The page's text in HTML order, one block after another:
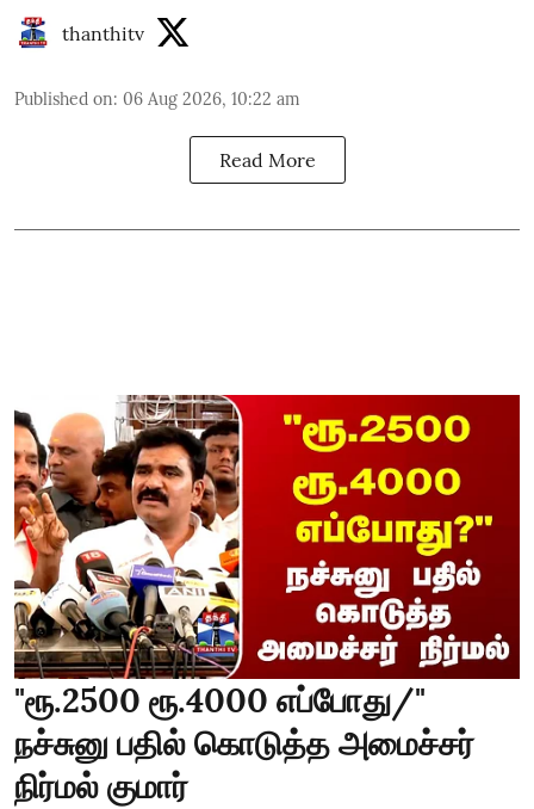
thanthitv
Published on: 06 Aug 2026, 10:22 am
Read More
"ரூ.2500 ரூ.4000 எப்போது/"
நச்சுனு பதில் கொடுத்த அமைச்சர்
நிர்மல் குமார்